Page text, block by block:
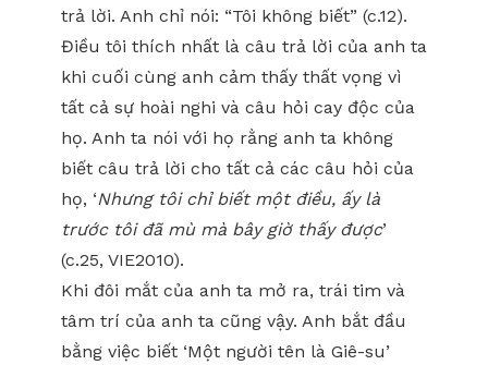
trả lời. Anh chỉ nói: “Tôi không biết” (c.12).
Điều tôi thích nhất là câu trả lời của anh ta
khi cuối cùng anh cảm thấy thất vọng vì
tất cả sự hoài nghi và câu hỏi cay độc của
họ. Anh ta nói với họ rằng anh ta không
biết câu trả lời cho tất cả các câu hỏi của
họ, ‘Nhưng tôi chỉ biết một điều, ấy là
trước tôi đã mù mà bây giờ thấy được’
(c.25, VIE2010).
Khi đôi mắt của anh ta mở ra, trái tim và
tâm trí của anh ta cũng vậy. Anh bắt đầu
bằng việc biết ‘Một người tên là Giê-su’